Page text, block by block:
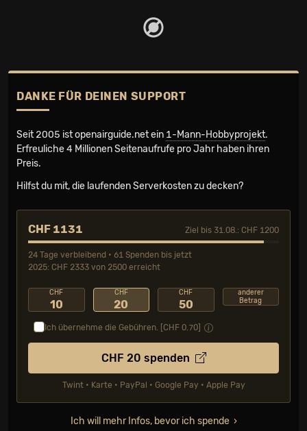
DANKE FÜR DEINEN SUPPORT
Seit 2005 ist openairguide.net ein 1-Mann-Hobbyprojekt.
Erfreuliche 4 Millionen Seiten­aufrufe pro Jahr haben ihren
Preis.
Hilfst du mit, die laufenden Serverkosten zu decken?
CHF 1131 Ziel bis 31.08.: CHF 1200
24 Tage verbleibend • 61 Spenden bis jetzt
2025: CHF 2333 von 2500 erreicht
CHF
10
CHF
20
CHF
50
anderer
Betrag
Ich übernehme die Gebühren. [CHF 0.70
CHF 20 spenden
Twint • Karte • PayPal • Google Pay • Apple Pay
Ich will mehr Infos, bevor ich spende